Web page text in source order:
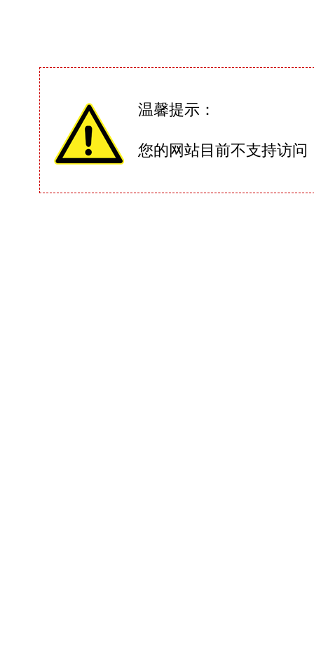
温馨提示：
您的网站目前不支持访